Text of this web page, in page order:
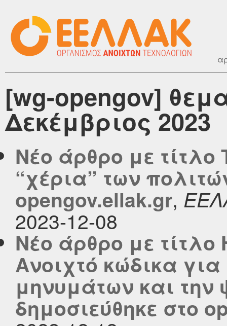
[wg-opengov]
Δεκέμβριος 2023
Νέο άρθρο με
“χέρια” των
opengov.ellak.gr,
2023-12-08
Νέο άρθρο με
Ανοιχτό κώδικα
μηνυμάτων και
δημοσιεύθηκε στο